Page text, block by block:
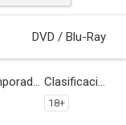
DVD / Blu-Ray
Temporadas Clasificación por edades
18+